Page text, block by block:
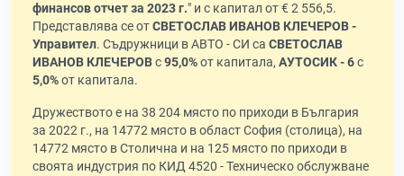
финансов отчет за 2023 г." и с капитал от € 2 556,5.
Представлява се отСВЕТОСЛАВ ИВАНОВ КЛЕЧЕРОВ -
Управител. Съдружници в АВТО - СИ са СВЕТОСЛАВ
ИВАНОВ КЛЕЧЕРОВс95,0%от капитала, АУТОСИК - 6с
5,0%от капитала.
Дружеството е на 38 204 място по приходи в България
за 2022 г., на 14772 място в област София (столица), на
14772 място в Столична и на 125 място по приходи в
своята индустрия по КИД 4520 - Техническо обслужване